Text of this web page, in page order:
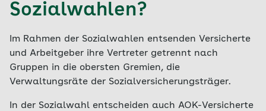
Sozialwahlen?
Im Rahmen der Sozialwahlen entsenden Versicherte
und Arbeitgeber ihre Vertreter getrennt nach
Gruppen in die obersten Gremien, die
Verwaltungsräte der Sozialversicherungsträger.
In der Sozialwahl entscheiden auch AOK-Versicherte